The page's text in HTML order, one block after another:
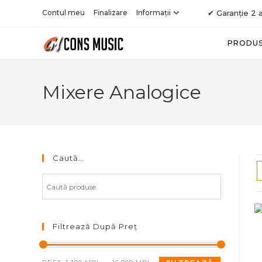
Contul meu Finalizare Informații ✔ Garanție 2
Mixere Analogice
Caută…
Filtrează După Preț